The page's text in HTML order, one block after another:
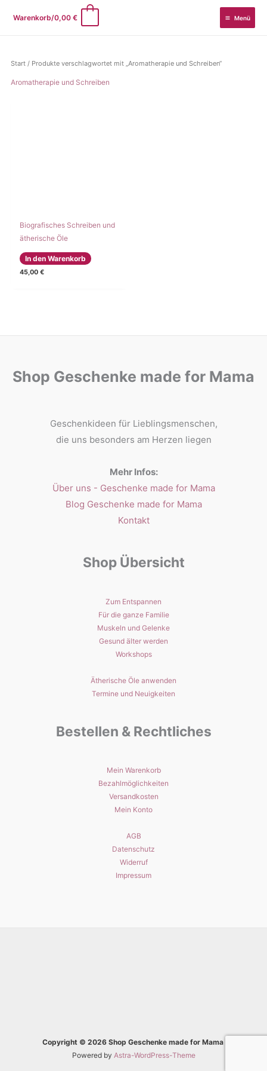
InhaltWarenkorb/0,00 € Menü
Start / Produkte verschlagwortet mit „Aromatherapie und Schreiben“
Aromatherapie und Schreiben
Biografisches Schreiben und
ätherische Öle
In den Warenkorb
45,00 €
Shop Geschenke made for Mama
Geschenkideen für Lieblingsmenschen,
die uns besonders am Herzen liegen
Mehr Infos:
Über uns - Geschenke made for Mama
Blog Geschenke made for Mama
Kontakt
Shop Übersicht
Zum Entspannen
Für die ganze Familie
Muskeln und Gelenke
Gesund älter werden
Workshops
Ätherische Öle anwenden
Termine und Neuigkeiten
Bestellen & Rechtliches
Mein Warenkorb
Bezahlmöglichkeiten
Versandkosten
Mein Konto
AGB
Datenschutz
Widerruf
Impressum
Copyright © 2026 Shop Geschenke made for Mama
Powered by Astra-WordPress-Theme